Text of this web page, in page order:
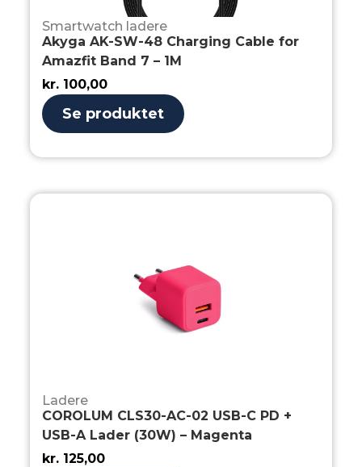
Smartwatch ladere
Akyga AK-SW-48 Charging Cable for
Amazfit Band 7 – 1M
kr. 100,00
Se produktet
Ladere
COROLUM CLS30-AC-02 USB-C PD +
USB-A Lader (30W) – Magenta
kr. 125,00